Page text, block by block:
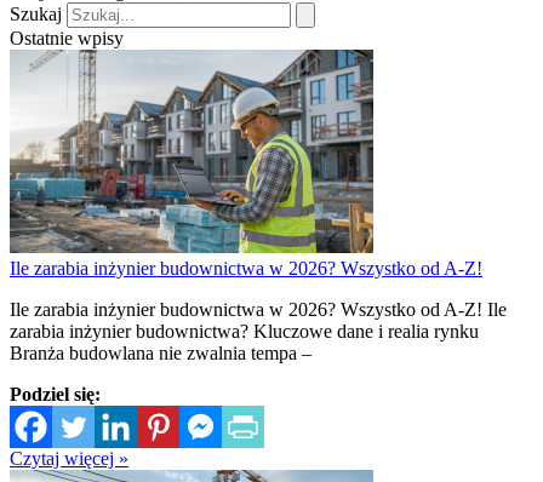
Szukaj
Ostatnie wpisy
Ile zarabia inżynier budownictwa w 2026? Wszystko od A-Z!
Ile zarabia inżynier budownictwa w 2026? Wszystko od A-Z! Ile
zarabia inżynier budownictwa? Kluczowe dane i realia rynku
Branża budowlana nie zwalnia tempa –
Podziel się:
Czytaj więcej »